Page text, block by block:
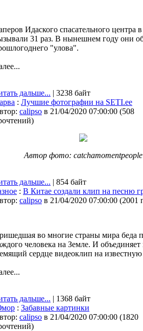
Идаского спасательного
31 раз. В нынешнем году они
"улова".
дальше... | 3238 байт
: Лучшие фотографии на SETI.ee
calipso в 21/04/2020 07:00:00 (508
)
Автор фото: catchamomentpeople
дальше... | 854 байт
: В Китае создали клип на песню
calipso в 21/04/2020 07:00:00 (2001
во многие страны мира беда
человека на Земле. И объединяет
сердце видеоклип на
дальше... | 1368 байт
: Забавные картинки
calipso в 21/04/2020 07:00:00 (1820
)